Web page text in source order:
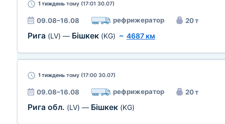
1 тиждень тому (17:01 30.07)
09.08–16.08 рефрижератор 20 т
Рига (LV) — Бішкек (KG) ~ 4687 км
1 тиждень тому (17:00 30.07)
09.08–16.08 рефрижератор 20 т
Рига обл. (LV) — Бішкек (KG)